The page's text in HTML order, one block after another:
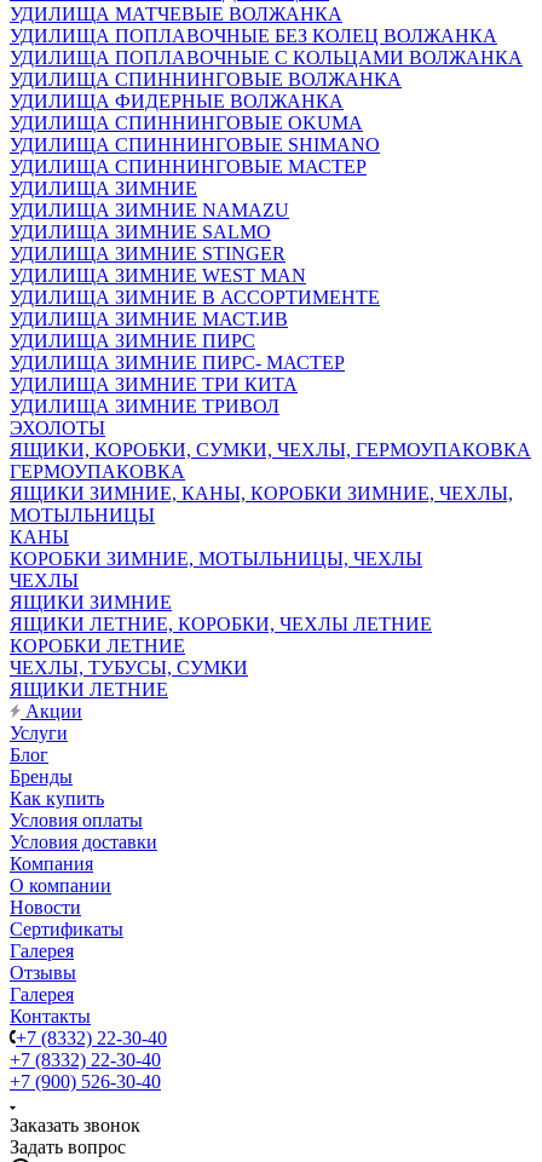
УДИЛИЩА МАТЧЕВЫЕ ВОЛЖАНКА
УДИЛИЩА ПОПЛАВОЧНЫЕ БЕЗ КОЛЕЦ ВОЛЖАНКА
УДИЛИЩА ПОПЛАВОЧНЫЕ С КОЛЬЦАМИ ВОЛЖАНКА
УДИЛИЩА СПИННИНГОВЫЕ ВОЛЖАНКА
УДИЛИЩА ФИДЕРНЫЕ ВОЛЖАНКА
УДИЛИЩА СПИННИНГОВЫЕ OKUMA
УДИЛИЩА СПИННИНГОВЫЕ SHIMANO
УДИЛИЩА СПИННИНГОВЫЕ МАСТЕР
УДИЛИЩА ЗИМНИЕ
УДИЛИЩА ЗИМНИЕ NAMAZU
УДИЛИЩА ЗИМНИЕ SALMO
УДИЛИЩА ЗИМНИЕ STINGER
УДИЛИЩА ЗИМНИЕ WEST MAN
УДИЛИЩА ЗИМНИЕ В АССОРТИМЕНТЕ
УДИЛИЩА ЗИМНИЕ МАСТ.ИВ
УДИЛИЩА ЗИМНИЕ ПИРС
УДИЛИЩА ЗИМНИЕ ПИРС- МАСТЕР
УДИЛИЩА ЗИМНИЕ ТРИ КИТА
УДИЛИЩА ЗИМНИЕ ТРИВОЛ
ЭХОЛОТЫ
ЯЩИКИ, КОРОБКИ, СУМКИ, ЧЕХЛЫ, ГЕРМОУПАКОВКА
ГЕРМОУПАКОВКА
ЯЩИКИ ЗИМНИЕ, КАНЫ, КОРОБКИ ЗИМНИЕ, ЧЕХЛЫ,
МОТЫЛЬНИЦЫ
КАНЫ
КОРОБКИ ЗИМНИЕ, МОТЫЛЬНИЦЫ, ЧЕХЛЫ
ЧЕХЛЫ
ЯЩИКИ ЗИМНИЕ
ЯЩИКИ ЛЕТНИЕ, КОРОБКИ, ЧЕХЛЫ ЛЕТНИЕ
КОРОБКИ ЛЕТНИЕ
ЧЕХЛЫ, ТУБУСЫ, СУМКИ
ЯЩИКИ ЛЕТНИЕ
Акции
Услуги
Блог
Бренды
Как купить
Условия оплаты
Условия доставки
Компания
О компании
Новости
Сертификаты
Галерея
Отзывы
Галерея
Контакты
+7 (8332) 22-30-40
+7 (8332) 22-30-40
+7 (900) 526-30-40
Заказать звонок
Задать вопрос